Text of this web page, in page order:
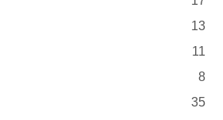
13
11
8
35